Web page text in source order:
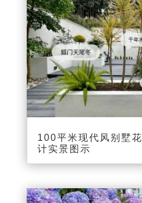
100平米现代风别墅
计实景图示